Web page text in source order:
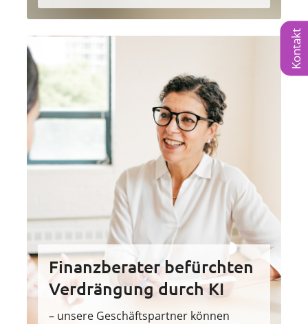
Finanzberater befürchten
Verdrängung durch KI
– unsere Geschäftspartner können
Kontakt